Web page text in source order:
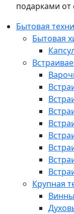
подарками от
Бытовая
Бытовая
Крупная